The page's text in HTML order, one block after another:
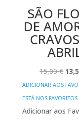
SÃO
DE
15,00€ O
ERA:
ADICIONAR AOS
ESTÁ NOS FAVORITOS
Adicionar aos